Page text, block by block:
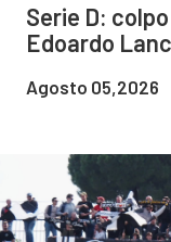
Serie D:
Edoardo
Agosto 05,2026